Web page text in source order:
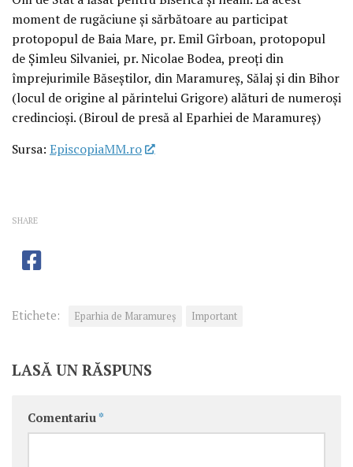
moment de rugăciune și sărbătoare au participat
protopopul de Baia Mare, pr. Emil Gîrboan, protopopul
de Șimleu Silvaniei, pr. Nicolae Bodea, preoți din
împrejurimile Băseștilor, din Maramureș, Sălaj și din Bihor
(locul de origine al părintelui Grigore) alături de numeroși
credincioși. (Biroul de presă al Eparhiei de Maramureș)
Sursa: EpiscopiaMM.ro
SHARE
Etichete: Eparhia de Maramureș Important
LASĂ UN RĂSPUNS
Comentariu *